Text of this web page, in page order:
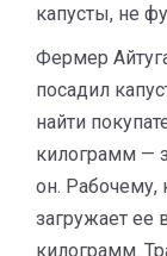
капусты, не
Фермер
посадил
найти
килограмм —
он. Рабочему,
загружает ее
килограмм.